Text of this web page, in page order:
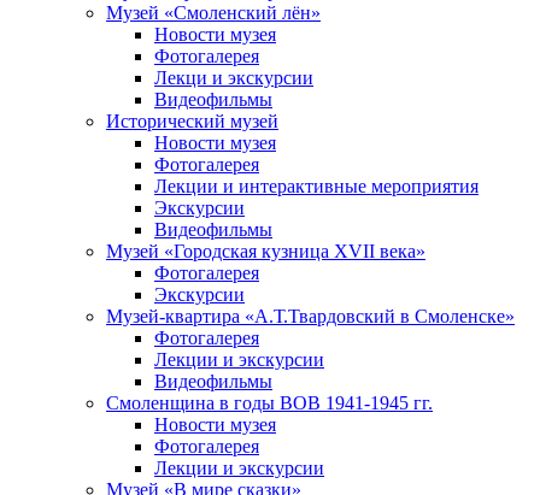
Музей «Смоленский лён»
Новости музея
Фотогалерея
Лекци и экскурсии
Видеофильмы
Исторический музей
Новости музея
Фотогалерея
Лекции и интерактивные мероприятия
Экскурсии
Видеофильмы
Музей «Городская кузница XVII века»
Фотогалерея
Экскурсии
Музей-квартира «А.Т.Твардовский в Смоленске»
Фотогалерея
Лекции и экскурсии
Видеофильмы
Смоленщина в годы ВОВ 1941-1945 гг.
Новости музея
Фотогалерея
Лекции и экскурсии
Музей «В мире сказки»